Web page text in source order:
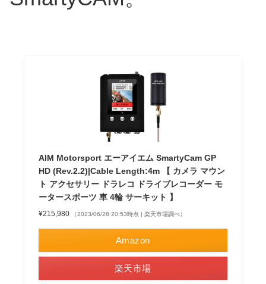
AIM Motorsport エーアイエム SmartyCam GP
HD (Rev.2.2)|Cable Length:4m 【 カメラ マウン
ト アクセサリー ドラレコ ドライブレコーダー モ
ータースポーツ 車 4輪 サーキット 】
¥215,980 （2023/06/28 20:53時点 | 楽天市場調べ）
Amazon
楽天市場